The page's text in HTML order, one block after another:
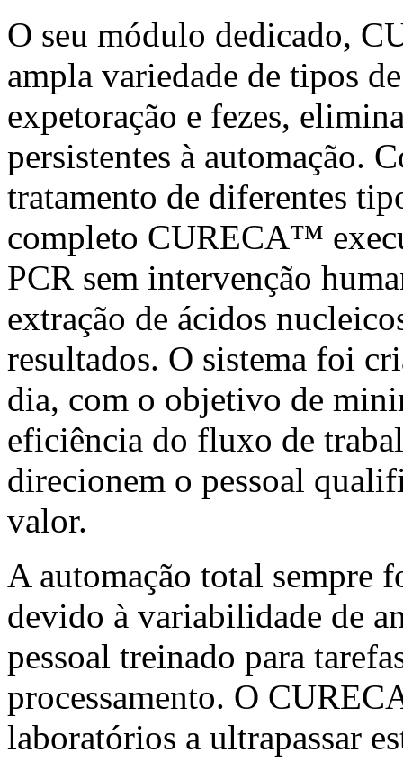
O seu módulo dedicado,
ampla variedade de tipos
expetoração e fezes,
persistentes à automação.
tratamento de diferentes
completo CURECA™
PCR sem intervenção
extração de ácidos
resultados. O sistema foi
dia, com o objetivo de
eficiência do fluxo de
direcionem o pessoal
valor.
A automação total sempre
devido à variabilidade de
pessoal treinado para
processamento. O
laboratórios a ultrapassar